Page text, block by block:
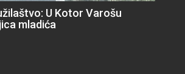
U Kotor Varošu
mladića